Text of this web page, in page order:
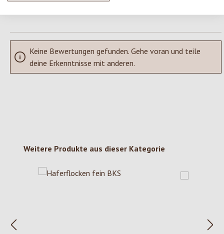
Keine Bewertungen gefunden. Gehe voran und teile
deine Erkenntnisse mit anderen.
Produktgalerie überspringen
Weitere Produkte aus dieser Kategorie